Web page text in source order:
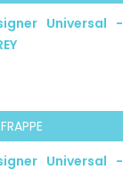
Universal -
Universal -